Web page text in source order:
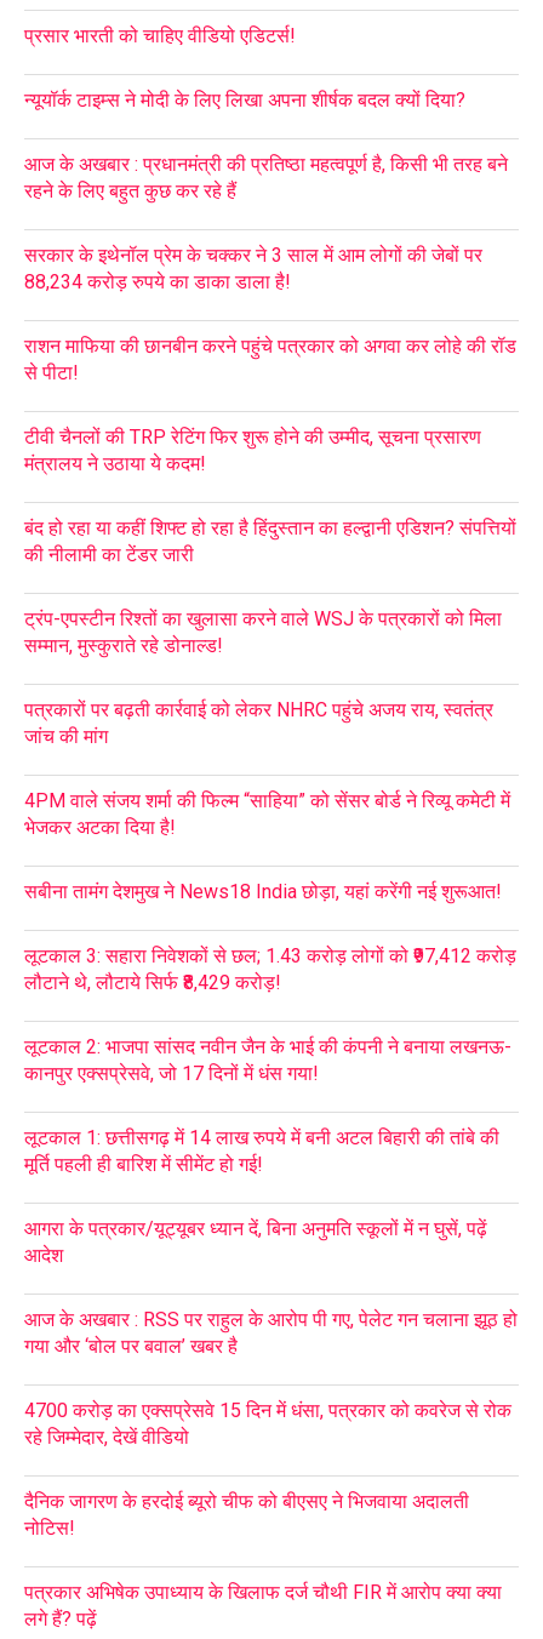
प्रसार भारती को चाहिए वीडियो एडिटर्स!
न्यूयॉर्क टाइम्स ने मोदी के लिए लिखा अपना शीर्षक बदल क्यों दिया?
आज के अखबार : प्रधानमंत्री की प्रतिष्ठा महत्वपूर्ण है, किसी भी तरह बने
रहने के लिए बहुत कुछ कर रहे हैं
सरकार के इथेनॉल प्रेम के चक्कर ने 3 साल में आम लोगों की जेबों पर
88,234 करोड़ रुपये का डाका डाला है!
राशन माफिया की छानबीन करने पहुंचे पत्रकार को अगवा कर लोहे की रॉड
से पीटा!
टीवी चैनलों की TRP रेटिंग फिर शुरू होने की उम्मीद, सूचना प्रसारण
मंत्रालय ने उठाया ये कदम!
बंद हो रहा या कहीं शिफ्ट हो रहा है हिंदुस्तान का हल्द्वानी एडिशन? संपत्तियों
की नीलामी का टेंडर जारी
ट्रंप-एपस्टीन रिश्तों का खुलासा करने वाले WSJ के पत्रकारों को मिला
सम्मान, मुस्कुराते रहे डोनाल्ड!
पत्रकारों पर बढ़ती कार्रवाई को लेकर NHRC पहुंचे अजय राय, स्वतंत्र
जांच की मांग
4PM वाले संजय शर्मा की फिल्म “साहिया” को सेंसर बोर्ड ने रिव्यू कमेटी में
भेजकर अटका दिया है!
सबीना तामंग देशमुख ने News18 India छोड़ा, यहां करेंगी नई शुरूआत!
लूटकाल 3: सहारा निवेशकों से छल; 1.43 करोड़ लोगों को ₹97,412 करोड़
लौटाने थे, लौटाये सिर्फ ₹8,429 करोड़!
लूटकाल 2: भाजपा सांसद नवीन जैन के भाई की कंपनी ने बनाया लखनऊ-
कानपुर एक्सप्रेसवे, जो 17 दिनों में धंस गया!
लूटकाल 1: छत्तीसगढ़ में 14 लाख रुपये में बनी अटल बिहारी की तांबे की
मूर्ति पहली ही बारिश में सीमेंट हो गई!
आगरा के पत्रकार/यूट्यूबर ध्यान दें, बिना अनुमति स्कूलों में न घुसें, पढ़ें
आदेश
आज के अखबार : RSS पर राहुल के आरोप पी गए, पेलेट गन चलाना झूठ हो
गया और ‘बोल पर बवाल’ खबर है
4700 करोड़ का एक्सप्रेसवे 15 दिन में धंसा, पत्रकार को कवरेज से रोक
रहे जिम्मेदार, देखें वीडियो
दैनिक जागरण के हरदोई ब्यूरो चीफ को बीएसए ने भिजवाया अदालती
नोटिस!
पत्रकार अभिषेक उपाध्याय के खिलाफ दर्ज चौथी FIR में आरोप क्या क्या
लगे हैं? पढ़ें